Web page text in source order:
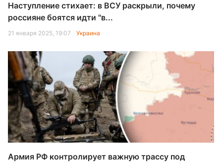
Наступление стихает: в ВСУ раскрыли, почему
россияне боятся идти "в...
21 января 2025, 19:07 Украина
Армия РФ контролирует важную трассу под